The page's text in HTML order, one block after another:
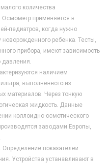
количества
Осмометр применяется в
педиатров, когда нужно
новорожденного ребенка. Тесты,
прибора, имеют зависимость
давления.
наличием
выполненного из
материалов. Через тонкую
жидкость. Данные
коллоидно-осмотического
заводами Европы,
показателей
Устройства устанавливают в